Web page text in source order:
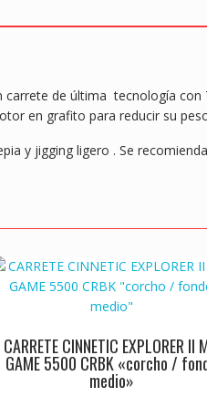
de última tecnología
en grafito para reducir su
y jigging ligero . Se
CARRETE CINNETIC EXPLORER II
GAME 5500 CRBK «corcho /
medio»